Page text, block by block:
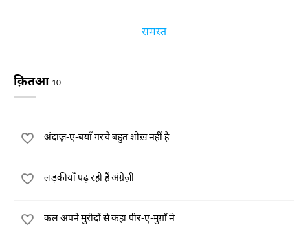
समस्त
क़ितआ 10
अंदाज़-ए-बयाँ गरचे बहुत शोख़ नहीं है
लड़कीयाँ पढ़ रही हैं अंग्रेज़ी
कल अपने मुरीदों से कहा पीर-ए-मुग़ाँ ने